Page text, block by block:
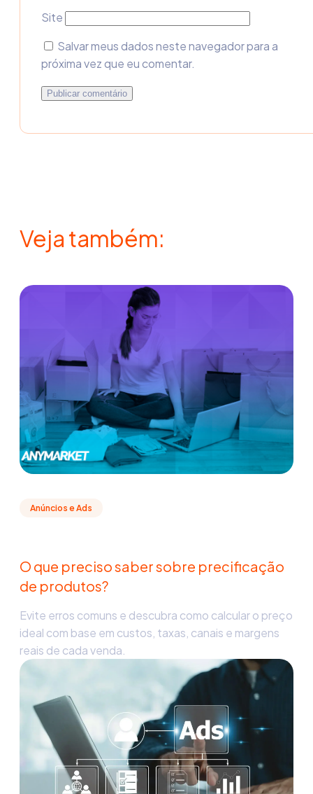
Site
Salvar meus dados neste navegador para a
próxima vez que eu comentar.
Veja também:
Anúncios e Ads
O que preciso saber sobre precificação
de produtos?
Evite erros comuns e descubra como calcular o preço
ideal com base em custos, taxas, canais e margens
reais de cada venda.